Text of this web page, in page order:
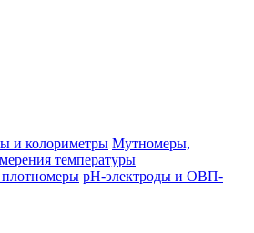
и колориметры Мутномеры,
температуры
pH-электроды и ОВП-